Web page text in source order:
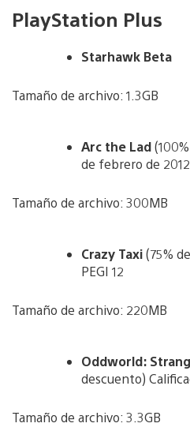
PlayStation Plus
Starhawk Beta
Tamaño de archivo: 1.3GB
Arc the Lad
de febrero de
Tamaño de archivo: 300MB
Crazy Taxi(75%
PEGI 12
Tamaño de archivo: 220MB
Oddworld:
descuento)
Tamaño de archivo: 3.3GB